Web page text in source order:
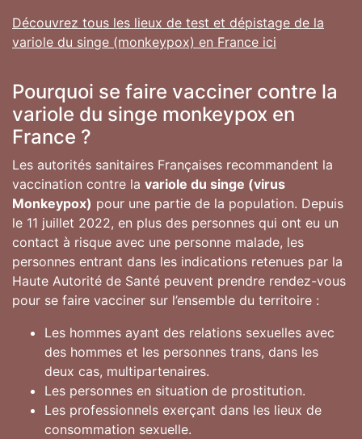
Découvrez tous les lieux de test et dépistage de la
variole du singe (monkeypox) en France ici
Pourquoi se faire vacciner contre la
variole du singe monkeypox en
France ?
Les autorités sanitaires Françaises recommandent la
vaccination contre la variole du singe (virus
Monkeypox) pour une partie de la population. Depuis
le 11 juillet 2022, en plus des personnes qui ont eu un
contact à risque avec une personne malade, les
personnes entrant dans les indications retenues par la
Haute Autorité de Santé peuvent prendre rendez-vous
pour se faire vacciner sur l’ensemble du territoire :
Les hommes ayant des relations sexuelles avec
des hommes et les personnes trans, dans les
deux cas, multipartenaires.
Les personnes en situation de prostitution.
Les professionnels exerçant dans les lieux de
consommation sexuelle.